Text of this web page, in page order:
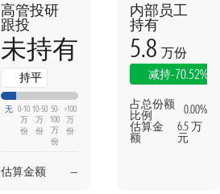
高管投研
跟投
未持有
持平
无 0-10
万
份
10-50
万
份
50-
100
万
份
>100
万
份
估算金额 —
内部员工
持有
5.8 万份
减持-70.52%
占总份额
比例
0.00%
估算金
额
6.5 万
元